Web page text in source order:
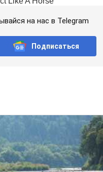
на нас в Telegram
Подписаться